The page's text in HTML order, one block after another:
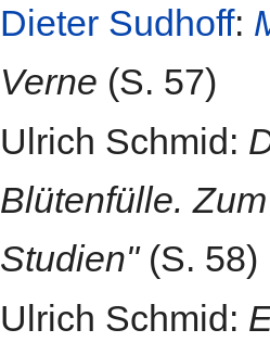
Dieter Sudhoff:
Verne (S. 57)
Ulrich Schmid:
Blütenfülle.
Studien"(S. 58)
Ulrich Schmid: